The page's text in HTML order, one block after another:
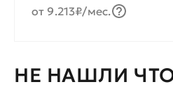
от 9.213₽/мес.
НЕ НАШЛИ